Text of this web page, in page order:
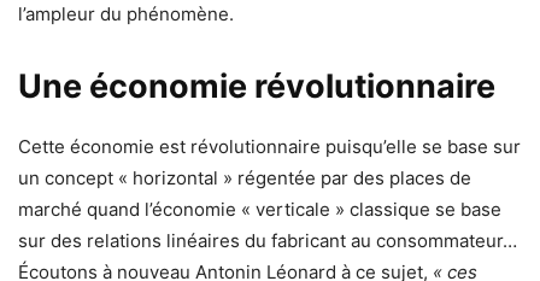
l’ampleur du phénomène.
Une économie révolutionnaire
Cette économie est révolutionnaire puisqu’elle se base sur
un concept « horizontal » régentée par des places de
marché quand l’économie « verticale » classique se base
sur des relations linéaires du fabricant au consommateur…
Écoutons à nouveau Antonin Léonard à ce sujet, « ces